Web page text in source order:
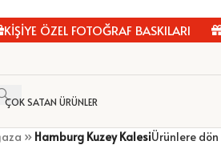
ÖZEL FOTOĞRAF BASKILARI
ÇOK SATAN ÜRÜNLER
» Hamburg Kuzey KalesiÜrünlere dön